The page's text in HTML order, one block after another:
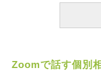
「ご自分でも思って
謝罪しました。 自分は心理学や洗脳について勉強していま
して、心理描写が巧
Zoomで話す個別